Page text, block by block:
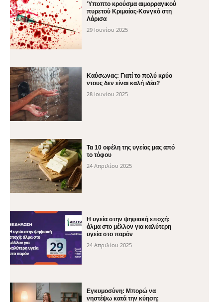
Ύποπτο κρούσμα αιμορραγικού
πυρετού Κριμαίας-Κονγκό στη
Λάρισα
29 Ιουνίου 2025
Καύσωνας: Γιατί το πολύ κρύο
ντους δεν είναι καλή ιδέα?
28 Ιουνίου 2025
Τα 10 οφέλη της υγείας μας από
το τόφου
24 Απριλίου 2025
H υγεία στην ψηφιακή εποχή:
άλμα στο μέλλον για καλύτερη
υγεία στο παρόν
24 Απριλίου 2025
Εγκυμοσύνη: Μπορώ να
νηστέψω κατά την κύηση;